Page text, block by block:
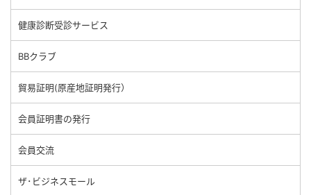
健康診断受診サービス
BBクラブ
貿易証明(原産地証明発行）
会員証明書の発行
会員交流
ザ･ビジネスモール